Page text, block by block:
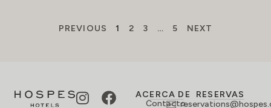
Descargar
catálogo